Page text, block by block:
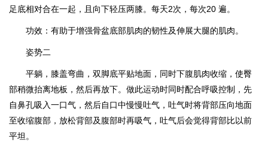
足底相对合在一起，且向下轻压两膝。每天2次，每次20 遍。
功效：有助于增强骨盆底部肌肉的韧性及伸展大腿的肌肉。
姿势二
平躺，膝盖弯曲，双脚底平贴地面，同时下腹肌肉收缩，使臀
部稍微抬离地板，然后再放下。做此运动时同时配合呼吸控制，先
自鼻孔吸入一口气，然后自口中慢慢吐气，吐气时将背部压向地面
至收缩腹部，放松背部及腹部时再吸气，吐气后会觉得背部比以前
平坦。